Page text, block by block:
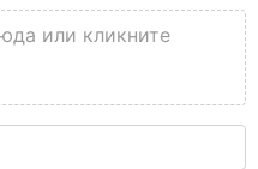
или кликните